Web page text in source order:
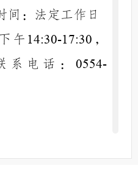
间：法定工作日
下午 14:30-17:30 ，
系电话： 0554-